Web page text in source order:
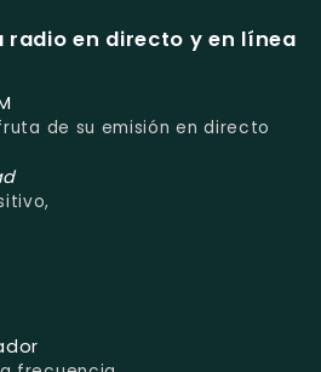
radio en directo y en línea
de su emisión en directo